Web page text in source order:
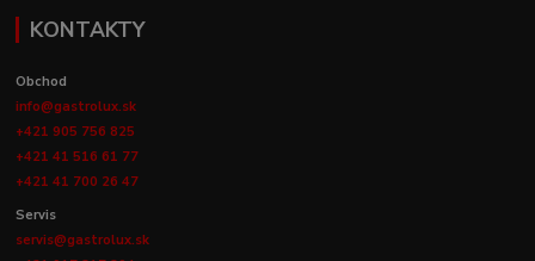
KONTAKTY
Obchod
info@gastrolux.sk
+421 905 756 825
+421 41 516 61 77
+421 41 700 26 47
Servis
servis@gastrolux.sk